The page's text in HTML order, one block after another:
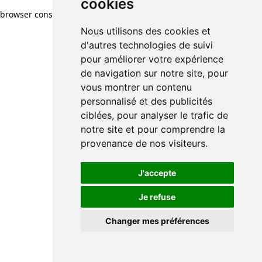
cookies
Nous utilisons des cookies et
d'autres technologies de suivi
pour améliorer votre expérience
de navigation sur notre site, pour
vous montrer un contenu
personnalisé et des publicités
ciblées, pour analyser le trafic de
notre site et pour comprendre la
provenance de nos visiteurs.
J'accepte
Je refuse
Changer mes préférences
browser console for more information)